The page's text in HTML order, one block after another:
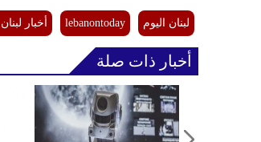
لبنان اليوم lebanontoday أخبار
أخبار ذات صلة